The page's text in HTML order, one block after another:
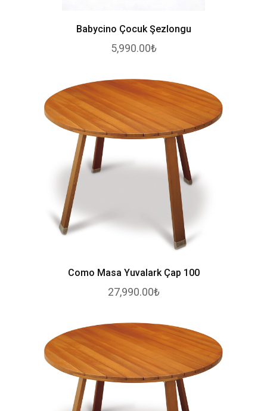
Babycino Çocuk Şezlongu
5,990.00₺
Como Masa Yuvalark Çap 100
27,990.00₺